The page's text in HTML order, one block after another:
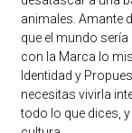
animales. Amante
que el mundo
con la Marca lo
Identidad y
necesitas vivirla
todo lo que dices,